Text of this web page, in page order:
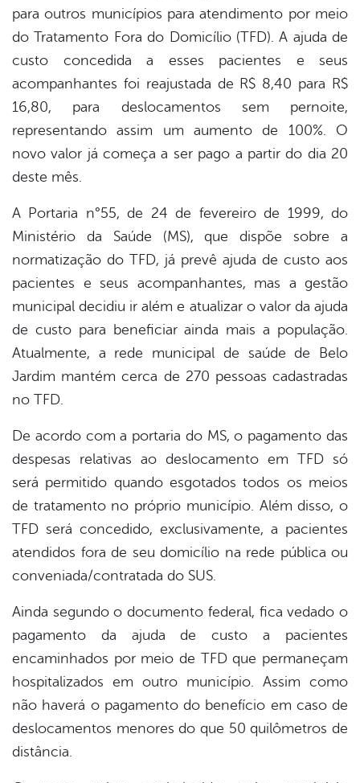
para outros municípios para atendimento por meio
do Tratamento Fora do Domicílio (TFD). A ajuda de
custo concedida a esses pacientes e seus
acompanhantes foi reajustada de R$ 8,40 para R$
16,80, para deslocamentos sem pernoite,
representando assim um aumento de 100%. O
novo valor já começa a ser pago a partir do dia 20
deste mês.
A Portaria n°55, de 24 de fevereiro de 1999, do
Ministério da Saúde (MS), que dispõe sobre a
normatização do TFD, já prevê ajuda de custo aos
pacientes e seus acompanhantes, mas a gestão
municipal decidiu ir além e atualizar o valor da ajuda
de custo para beneficiar ainda mais a população.
Atualmente, a rede municipal de saúde de Belo
Jardim mantém cerca de 270 pessoas cadastradas
no TFD.
De acordo com a portaria do MS, o pagamento das
despesas relativas ao deslocamento em TFD só
será permitido quando esgotados todos os meios
de tratamento no próprio município. Além disso, o
TFD será concedido, exclusivamente, a pacientes
atendidos fora de seu domicílio na rede pública ou
conveniada/contratada do SUS.
Ainda segundo o documento federal, fica vedado o
pagamento da ajuda de custo a pacientes
encaminhados por meio de TFD que permaneçam
hospitalizados em outro município. Assim como
não haverá o pagamento do benefício em caso de
deslocamentos menores do que 50 quilômetros de
distância.